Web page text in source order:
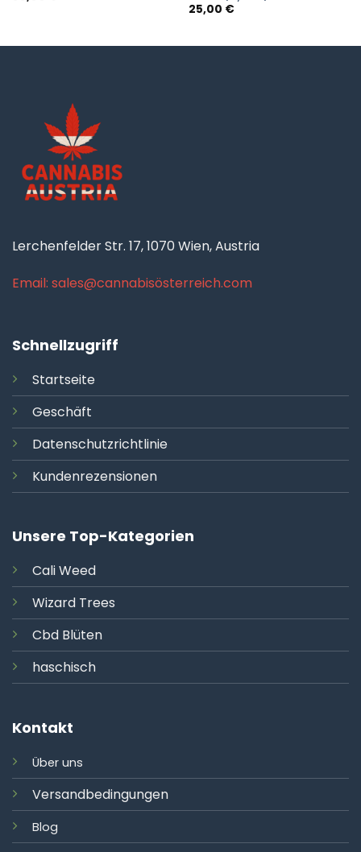
25,00 €
Lerchenfelder Str. 17, 1070 Wien, Austria
Email: sales@cannabisösterreich.com
Schnellzugriff
Startseite
Geschäft
Datenschutzrichtlinie
Kundenrezensionen
Unsere Top-Kategorien
CaliWeed
Wizard Trees
Cbd Blüten
haschisch
Kontakt
Über uns
Versandbedingungen
Blog